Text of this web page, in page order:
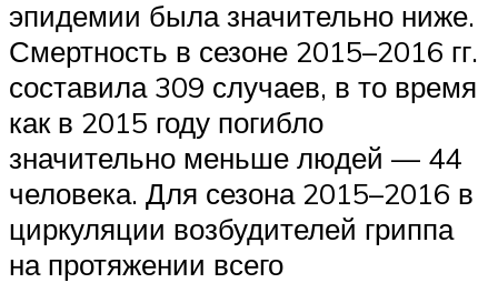
эпидемии была значительно ниже.
Смертность в сезоне 2015–2016 гг.
составила 309 случаев, в то время
как в 2015 году погибло
значительно меньше людей — 44
человека. Для сезона 2015–2016 в
циркуляции возбудителей гриппа
на протяжении всего